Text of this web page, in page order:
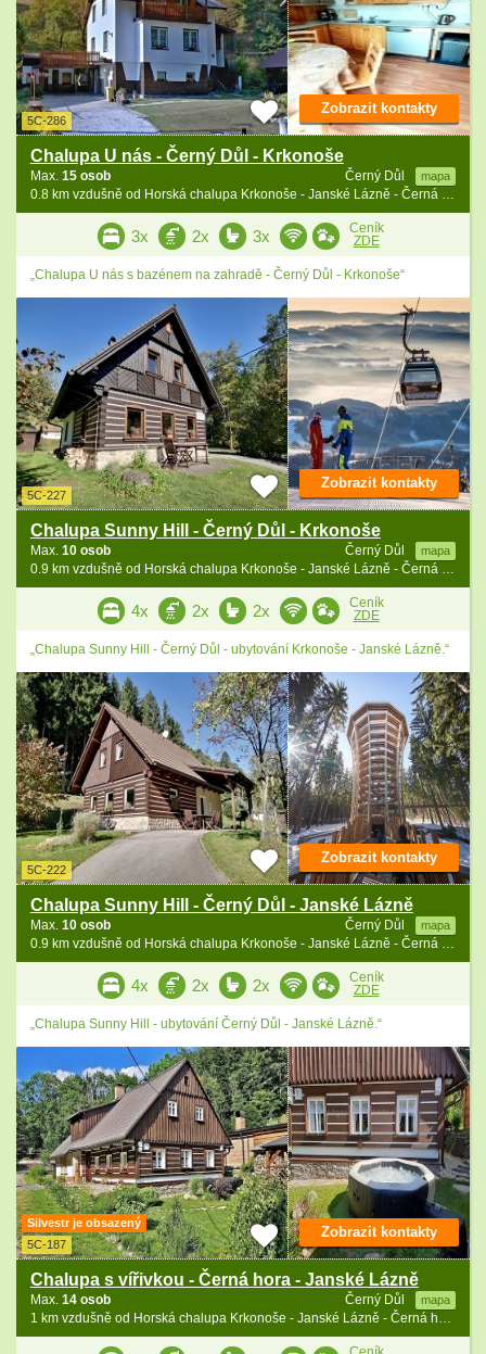
5C-286
Chalupa U nás - Černý Důl - Krkonoše
Černý Důl mapa
Max. 15 osob
0.8 km vzdušně od Horská chalupa Krkonoše - Janské Lázně - Černá hora
Zobrazit kontakty
3x 2x 3x
Ceník
ZDE
„Chalupa U nás s bazénem na zahradě - Černý Důl - Krkonoše“
5C-227
Chalupa Sunny Hill - Černý Důl - Krkonoše
Černý Důl mapa
Max. 10 osob
0.9 km vzdušně od Horská chalupa Krkonoše - Janské Lázně - Černá hora
Zobrazit kontakty
4x 2x 2x
Ceník
ZDE
„Chalupa Sunny Hill - Černý Důl - ubytování Krkonoše - Janské Lázně.“
5C-222
Chalupa Sunny Hill - Černý Důl - Janské Lázně
Černý Důl mapa
Max. 10 osob
0.9 km vzdušně od Horská chalupa Krkonoše - Janské Lázně - Černá hora
Zobrazit kontakty
4x 2x 2x
Ceník
ZDE
„Chalupa Sunny Hill - ubytování Černý Důl - Janské Lázně.“
Silvestr je obsazený
5C-187
Chalupa s vířivkou - Černá hora - Janské Lázně
Černý Důl mapa
Max. 14 osob
1 km vzdušně od Horská chalupa Krkonoše - Janské Lázně - Černá hora
Zobrazit kontakty